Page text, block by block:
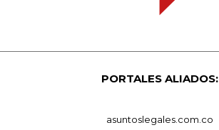
PORTALES ALIADOS:
asuntoslegales.com.co